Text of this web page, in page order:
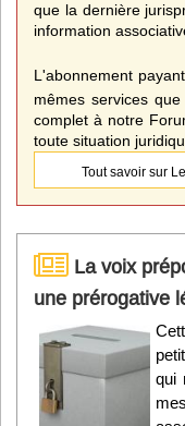
que la dernière
information
L'abonnement
mêmes services que
complet à notre
toute situation
Tout savoir sur
La voix
une prérogative
qui